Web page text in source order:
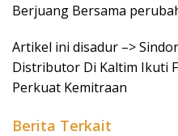
Berjuang Bersama
Artikel ini disadur –>
Distributor Di Kaltim Ikuti
Perkuat Kemitraan
Berita Terkait